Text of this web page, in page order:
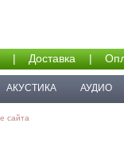
| Доставка |
АКУСТИКА АУДИО
сайта